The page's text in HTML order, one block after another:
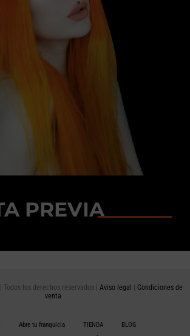
PREVIA
| Todos los derechos reservados | Aviso legal
Condiciones de
venta
Abre tu franquicia TIENDA
BLOG